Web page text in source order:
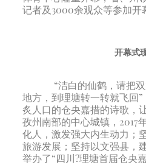
记者及3000余观众等参加开
开幕式
“洁白的仙鹤，请把双
地方，到理塘转一转就飞回
炙人口的仓央嘉措的诗歌，
孜州南部的中心城镇，2017
化人，激发强大内生动力；
旅游发展；坚持以文强县，
举办了“四川?理塘首届仓央嘉